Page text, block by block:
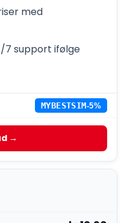
med
7 support ifølge
MYBESTSIM-5%
→